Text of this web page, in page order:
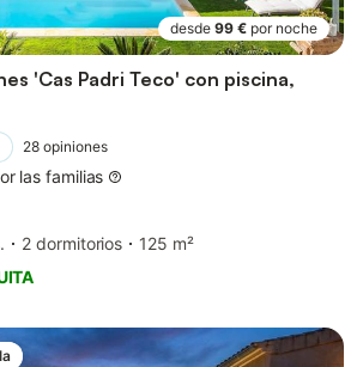
desde 99 € por noche
'Cas Padri Teco' con piscina,
28 opiniones
las familias
2 dormitorios
125 m²